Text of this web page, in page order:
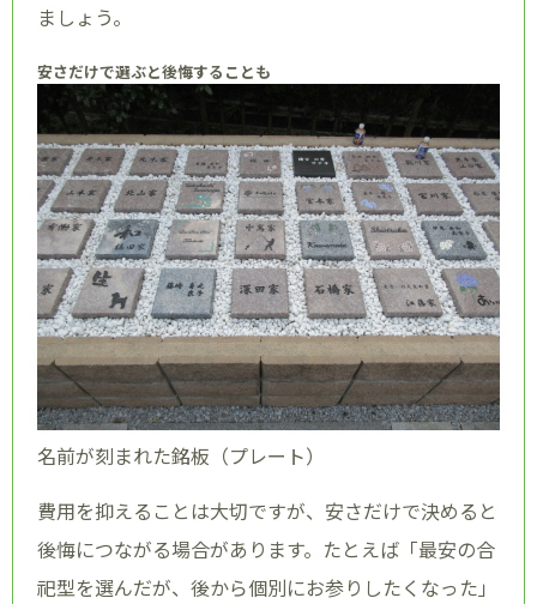
ましょう。
安さだけで選ぶと後悔することも
名前が刻まれた銘板（プレート）
費用を抑えることは大切ですが、安さだけで決めると
後悔につながる場合があります。たとえば「最安の合
祀型を選んだが、後から個別にお参りしたくなった」